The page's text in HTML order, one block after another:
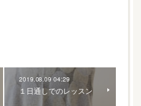
2019.08.09 04:29
１日通しでのレッスン